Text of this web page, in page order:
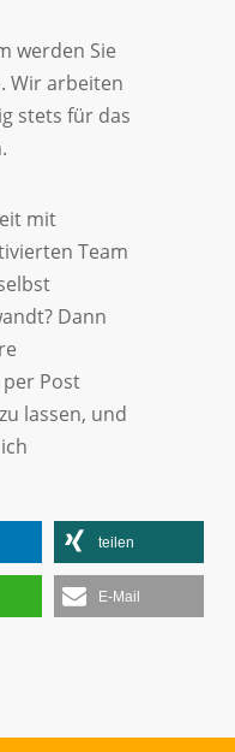
werden Sie
Wir arbeiten
stets für das
mit
Team
Dann
Post
lassen, und
teilen
E-Mail